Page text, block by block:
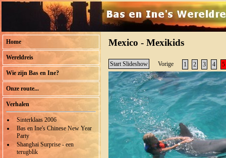
Home
Wereldreis
Wie zijn Bas en Ine?
Onze route...
Verhalen
Sinterklaas 2006
Bas en Ine's Chinese New Year
Party
Shanghai Surprise - een
terugblik
Mexico - Mexikids
Start Slideshow Vorige 1 2 3 4 5